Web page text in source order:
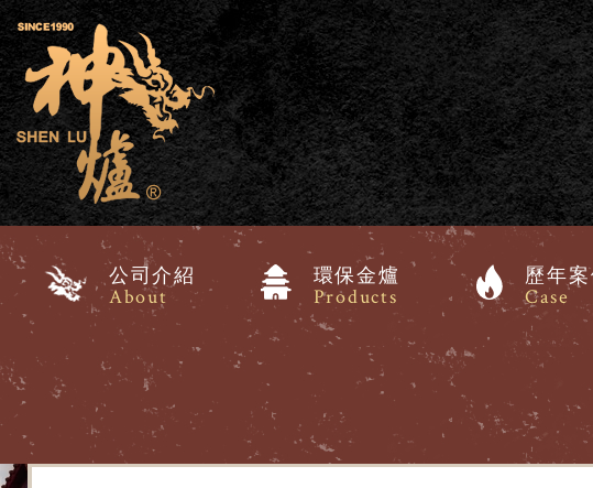
公司介紹
About
環保金爐
Products
歷年案
Case